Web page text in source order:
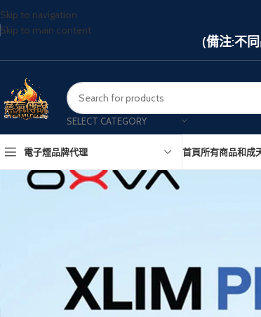
Skip to navigation
Skip to main content
(備注:不
SELECT CATEGORY
電子煙品牌代理 首頁所有商品和成